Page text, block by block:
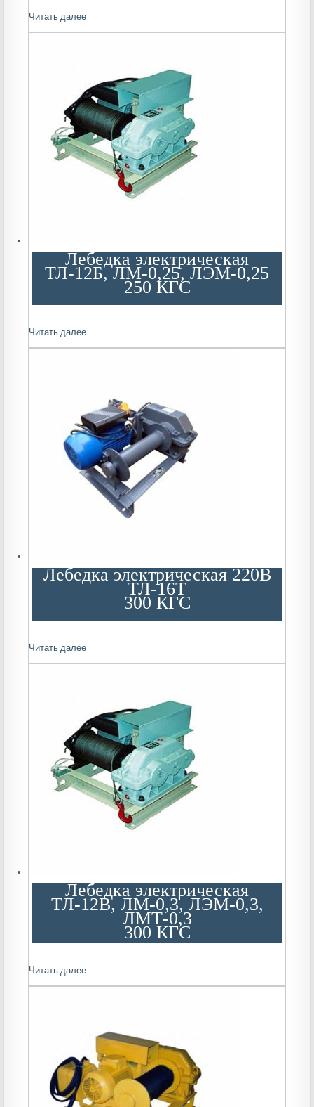
Читать далее
Лебедка электрическая
ТЛ-12Б, ЛМ-0,25, ЛЭМ-0,25
250 КГС
Читать далее
Лебедка электрическая 220В
ТЛ-16Т
300 КГС
Читать далее
Лебедка электрическая
ТЛ-12В, ЛМ-0,3, ЛЭМ-0,3,
ЛМТ-0,3
300 КГС
Читать далее